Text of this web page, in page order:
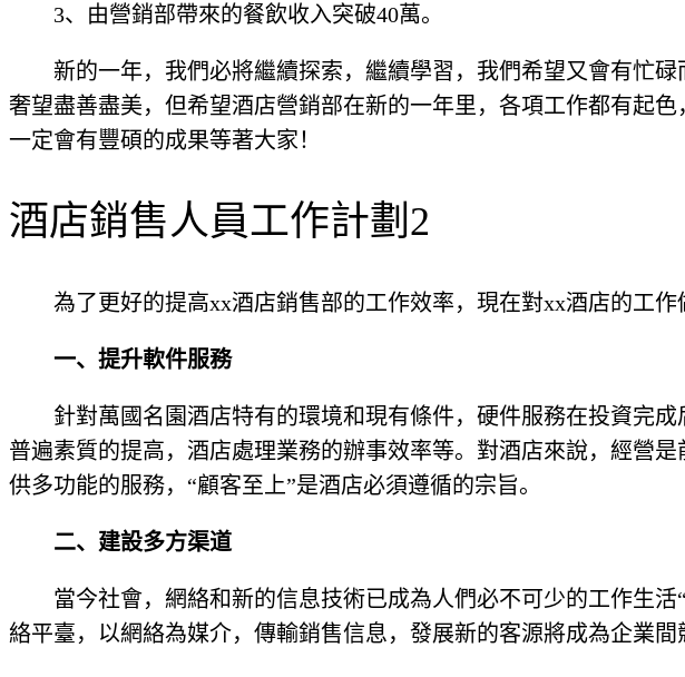
3、由營銷部帶來的餐飲收入突破40萬。
新的一年，我們必將繼續探索，繼續學習，我們希望又會有忙
奢望盡善盡美，但希望酒店營銷部在新的一年里，各項工作都有起
一定會有豐碩的成果等著大家！
酒店銷售人員工作計劃2
為了更好的提高xx酒店銷售部的工作效率，現在對xx酒店的工作
一、提升軟件服務
針對萬國名園酒店特有的環境和現有條件，硬件服務在投資完
普遍素質的提高，酒店處理業務的辦事效率等。對酒店來說，經營
供多功能的服務，“顧客至上”是酒店必須遵循的宗旨。
二、建設多方渠道
當今社會，網絡和新的信息技術已成為人們必不可少的工作生
絡平臺，以網絡為媒介，傳輸銷售信息，發展新的客源將成為企業間